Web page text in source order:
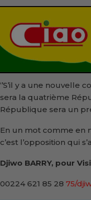
‘’S’il y a une
sera la quatrième
République sera un
En un mot comme en
c’est l’opposition qui
Djiwo BARRY, pour
00224 621 85 28 75/